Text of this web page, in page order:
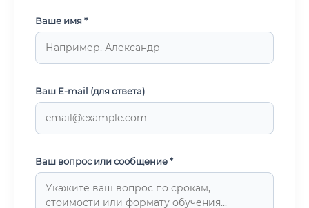
Ваше имя *
Ваш E-mail (для ответа)
Ваш вопрос или сообщение *